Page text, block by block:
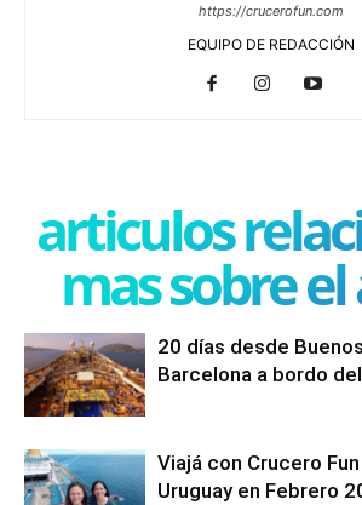
https://crucerofun.com
EQUIPO DE REDACCIÓN
articulos
mas sobre
20 días desde
Barcelona a bordo
Viajá con Crucero
Uruguay en Febrero